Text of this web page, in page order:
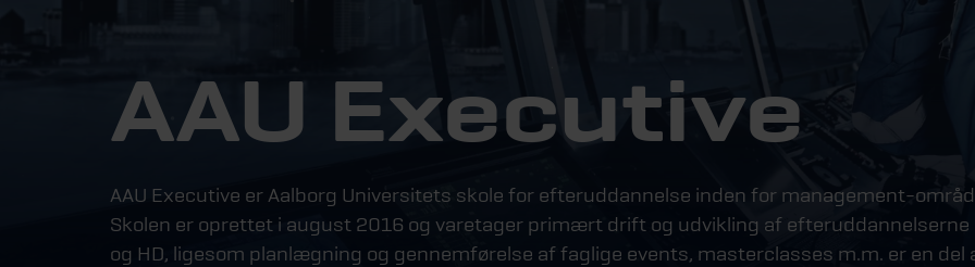
AAU Executive
AAU Executive er Aalborg Universitets skole for efteruddannelse inden for management-
Skolen er oprettet i august 2016 og varetager primært drift og udvikling af efteruddannelserne
og HD, ligesom planlægning og gennemførelse af faglige events, masterclasses m.m. er en del